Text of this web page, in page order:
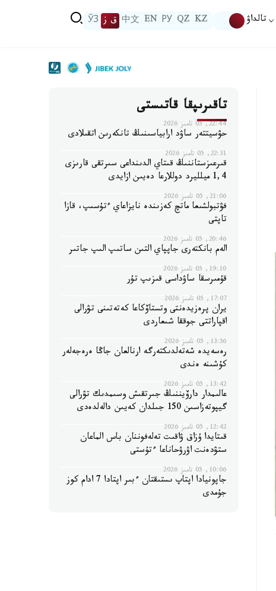
تالداۋ KZ
QZ
РУ
EN
中文 ق ز ЎЗ
تاقىرىپقا قاتىستى
22:44, 05 تامىز 2026
حۋسيتتەر ساۋد ارابياسىنىڭ تانكەرىن اتقىلادى
22:31, 05 تامىز 2026
قىرعىزستاننىڭ قىتاي الدىنداعى سىرتقى قارىزى
1,4 ميلليرد دوللارعا دەيىن ازايدى
21:06, 05 تامىز 2026
فۋتبولشىعا ماتچ كەزىندە نايزاعاي ءتۇسىپ، قازا
تاپتى
20:46, 05 تامىز 2026
الەم بانكتەرى جاپپاي التىن ساتىپ الىپ جاتىر
19:10, 05 تامىز 2026
قۇمىرسقا ساۋداسى قىزىپ تۇر
17:07, 05 تامىز 2026
يران پرەزيدەنتى وتستاۆكاعا كەتەتىنى تۋرالى
اقپاراتتى جوققا شىعاردى
13:56, 05 تامىز 2026
رەسەيدە شەتەلدىكتەرگە ارنالعان جاڭا ەرەجەلەر
كۇشىنە ەندى
13:42, 05 تامىز 2026
عالىمدار دارۆيننىڭ جىرتقىش وسىمدىك تۋرالى
گيپوتەزاسىن 150 جىلدان كەيىن دالەلدەدى
12:42, 05 تامىز 2026
قىتايدا ۇزاق ۋاقىت تەلەفوننان باس الماعان
ستۋدەنت اۋرۋحاناعا ءتۇستى
10:06, 05 تامىز 2026
جاپونيادا اپتاپ ىستىقتان ءبىر اپتادا 7 ادام كوز
جۇمدى